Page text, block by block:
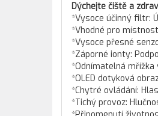
Dýchejte čiště a
*Vysoce účinný filtr:
*Vhodné pro
*Vysoce přesné
*Záporné ionty:
*Odnímatelná mřížka
*OLED dotyková
*Chytré ovládání:
*Tichý provoz: